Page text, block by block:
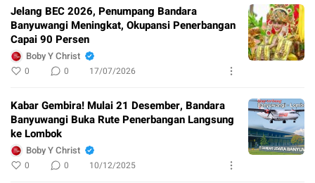
Jelang BEC 2026, Penumpang Bandara
Banyuwangi Meningkat, Okupansi Penerbangan
Capai 90 Persen
Boby Y Christ
0 0 17/07/2026
Kabar Gembira! Mulai 21 Desember, Bandara
Banyuwangi Buka Rute Penerbangan Langsung
ke Lombok
Boby Y Christ
0 0 10/12/2025